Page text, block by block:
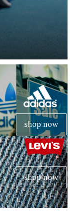
shop now
shop now